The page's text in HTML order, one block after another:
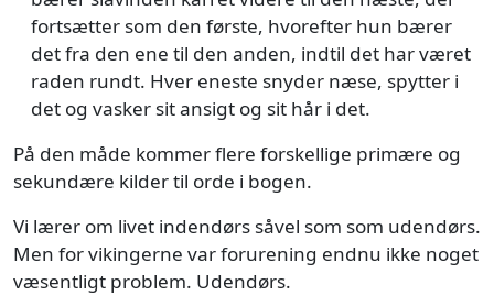
fortsætter som den første, hvorefter hun bærer
det fra den ene til den anden, indtil det har været
raden rundt. Hver eneste snyder næse, spytter i
det og vasker sit ansigt og sit hår i det.
På den måde kommer flere forskellige primære og
sekundære kilder til orde i bogen.
Vi lærer om livet indendørs såvel som som udendørs.
Men for vikingerne var forurening endnu ikke noget
væsentligt problem. Udendørs.